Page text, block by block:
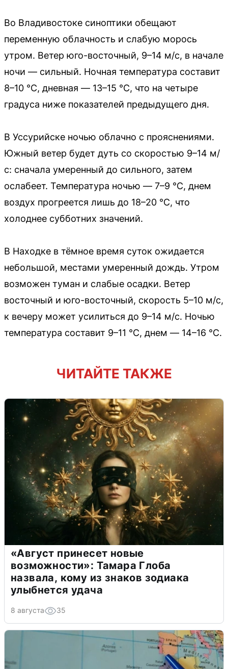
Во Владивостоке синоптики обещают
переменную облачность и слабую морось
утром. Ветер юго-восточный, 9–14 м/с, в начале
ночи — сильный. Ночная температура составит
8–10 °C, дневная — 13–15 °C, что на четыре
градуса ниже показателей предыдущего дня.
В Уссурийске ночью облачно с прояснениями.
Южный ветер будет дуть со скоростью 9–14 м/
с: сначала умеренный до сильного, затем
ослабеет. Температура ночью — 7–9 °C, днем
воздух прогреется лишь до 18–20 °C, что
холоднее субботних значений.
В Находке в тёмное время суток ожидается
небольшой, местами умеренный дождь. Утром
возможен туман и слабые осадки. Ветер
восточный и юго-восточный, скорость 5–10 м/с,
к вечеру может усилиться до 9–14 м/с. Ночью
температура составит 9–11 °C, днем — 14–16 °C.
ЧИТАЙТЕ ТАКЖЕ
«Август принесет новые
возможности»: Тамара Глоба
назвала, кому из знаков зодиака
улыбнется удача
8 августа 35